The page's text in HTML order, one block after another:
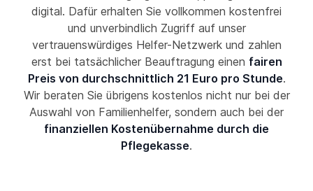
digital. Dafür erhalten Sie vollkommen kostenfrei
und unverbindlich Zugriff auf unser
vertrauenswürdiges Helfer-Netzwerk und zahlen
erst bei tatsächlicher Beauftragung einen fairen
Preis von durchschnittlich 21 Euro pro Stunde.
Wir beraten Sie übrigens kostenlos nicht nur bei der
Auswahl von Familienhelfer, sondern auch bei der
finanziellen Kostenübernahme durch die
Pflegekasse.